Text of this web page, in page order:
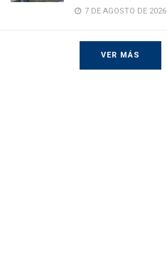
7 DE AGOSTO DE 2026
VER MÁS